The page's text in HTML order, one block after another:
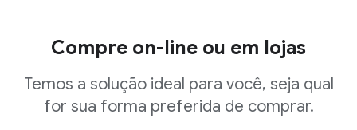
Compre on-line ou em lojas
Temos a solução ideal para você, seja qual
for sua forma preferida de comprar.